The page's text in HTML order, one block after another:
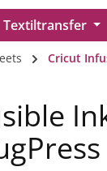
Textiltransfer
Cricut